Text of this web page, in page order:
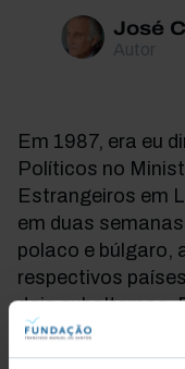
José
Autor
Em 1987, era eu
Políticos no
Estrangeiros em
em duas
polaco e búlgaro,
respectivos
dois subalternos.
que tínhamos a
os com os seus a